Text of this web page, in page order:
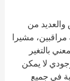
والعديد من
مشيرا
بالتغير
لا يمكن
في جميع